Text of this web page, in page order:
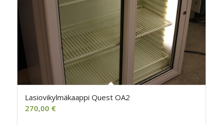
Lasiovikylmäkaappi Quest OA2
270,00 €